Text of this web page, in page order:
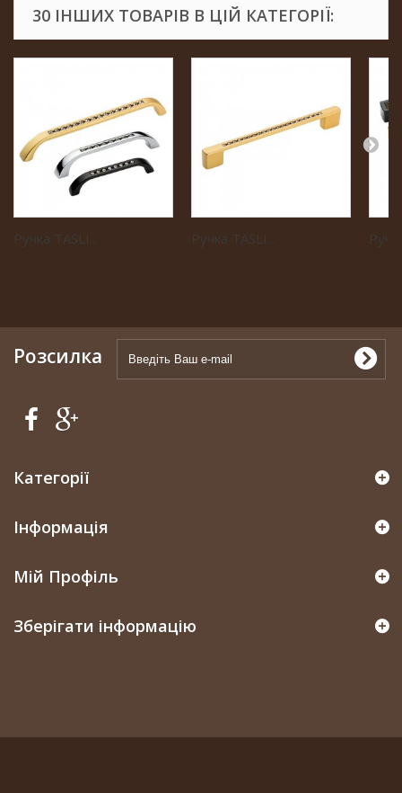
30 ІНШИХ ТОВАРІВ В ЦІЙ КАТЕГОРІЇ:
Ручка TASLI... Ручка TASLI...
Розсилка
Категорії
Інформація
Мій Профіль
Зберігати інформацію